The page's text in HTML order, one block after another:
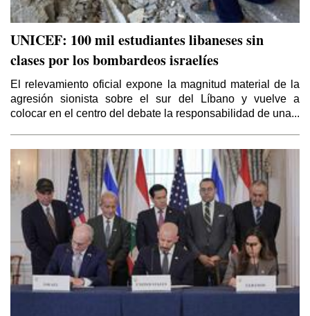
UNICEF: 100 mil estudiantes libaneses sin
clases por los bombardeos israelíes
El relevamiento oficial expone la magnitud material de la
agresión sionista sobre el sur del Líbano y vuelve a
colocar en el centro del debate la responsabilidad de una...